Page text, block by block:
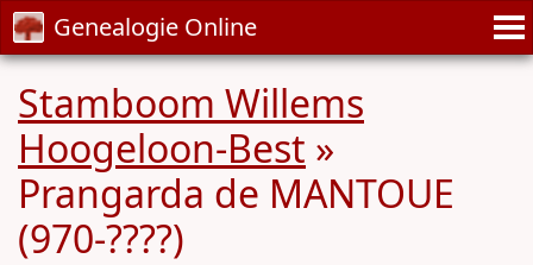
Genealogie Online
Stamboom Willems
Hoogeloon-Best »
Prangarda de MANTOUE
(970-????)